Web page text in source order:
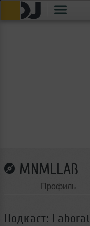
MNMLLAB
Профиль
Подкаст: